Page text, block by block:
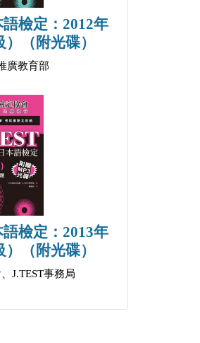
檢定：2012年
（附光碟）
廣教育部
檢定：2013年
（附光碟）
J.TEST事務局